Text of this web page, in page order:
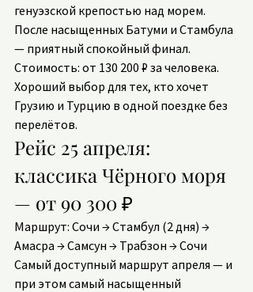
генуэзской крепостью над морем.
После насыщенных Батуми и Стамбула
— приятный спокойный финал.
Стоимость: от 130 200 ₽ за человека.
Хороший выбор для тех, кто хочет
Грузию и Турцию в одной поездке без
перелётов.
Рейс 25 апреля:
классика Чёрного моря
— от 90 300 ₽
Маршрут: Сочи → Стамбул (2 дня) →
Амасра → Самсун → Трабзон → Сочи
Самый доступный маршрут апреля — и
при этом самый насыщенный